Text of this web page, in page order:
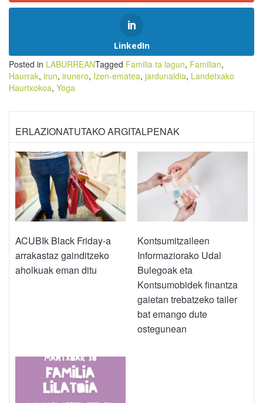
LinkedIn
Posted in LABURREANTagged Familia ta lagun, Familian,
Haurrak, irun, irunero, Izen-ematea, jardunaldia, Landetxako
Haurtxokoa, Yoga
ERLAZIONATUTAKO ARGITALPENAK
ACUBIk Black Friday-a
arrakastaz gainditzeko
aholkuak eman ditu
Kontsumitzaileen
Informaziorako Udal
Bulegoak eta
Kontsumobidek finantza
gaietan trebatzeko tailer
bat emango dute
ostegunean